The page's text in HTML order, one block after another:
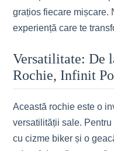
grațios fiecare mișcare.
experiență care te
Versatilitate: De
Rochie, Infinit
Această rochie este o
versatilității sale.
cu cizme biker și o